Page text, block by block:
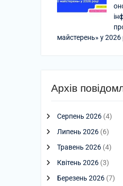
майстерень» у 2026
Архів
Серпень 2026 (4)
Липень 2026 (6)
Травень 2026 (4)
Квітень 2026 (3)
Березень 2026 (7)